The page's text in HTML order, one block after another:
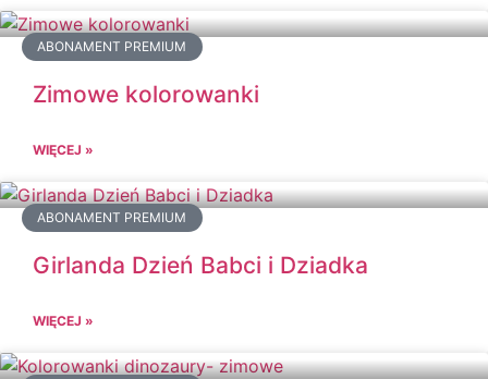
ABONAMENT PREMIUM
Zimowe kolorowanki
WIĘCEJ »
ABONAMENT PREMIUM
Girlanda Dzień Babci i Dziadka
WIĘCEJ »